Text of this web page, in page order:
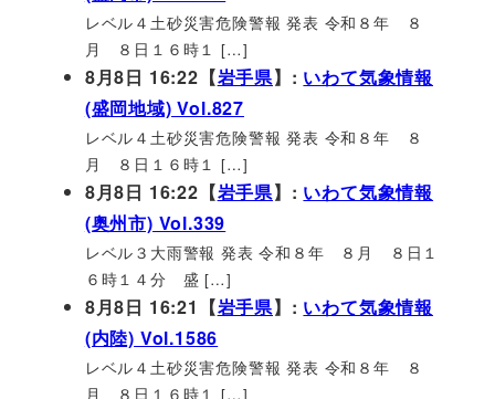
レベル４土砂災害危険警報 発表 令和８年 ８
月 ８日１６時１ […]
8月8日 16:22【岩手県】: いわて気象情報
(盛岡地域) Vol.827
レベル４土砂災害危険警報 発表 令和８年 ８
月 ８日１６時１ […]
8月8日 16:22【岩手県】: いわて気象情報
(奥州市) Vol.339
レベル３大雨警報 発表 令和８年 ８月 ８日１
６時１４分 盛 […]
8月8日 16:21【岩手県】: いわて気象情報
(内陸) Vol.1586
レベル４土砂災害危険警報 発表 令和８年 ８
月 ８日１６時１ […]